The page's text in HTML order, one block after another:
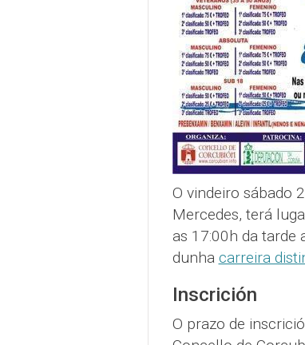
O vindeiro sábado
Mercedes, terá
as 17:00h da tarde
dunha carreira
Inscrición
O prazo de